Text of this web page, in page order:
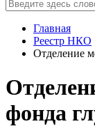
Главная
Реестр НКО
Отделение
фонда